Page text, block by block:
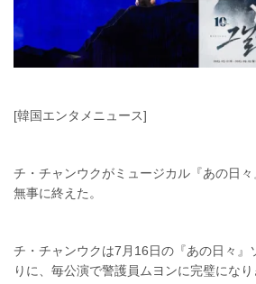
[韓国エンタメニュース]
チ・チャンウクがミュージカル『あの日
無事に終えた。
チ・チャンウクは7月16日の『あの日々』
りに、毎公演で警護員ムヨンに完璧になり